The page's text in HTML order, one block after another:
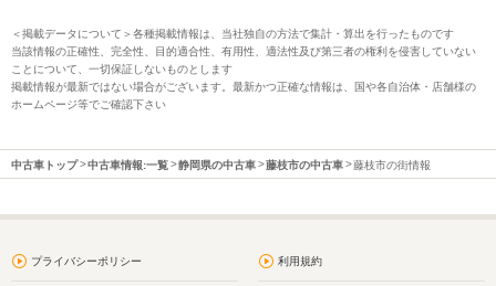
＜掲載データについて＞各種掲載情報は、当社独自の方法で集計・算出を行ったものです
当該情報の正確性、完全性、目的適合性、有用性、適法性及び第三者の権利を侵害していない
ことについて、一切保証しないものとします
掲載情報が最新ではない場合がございます。最新かつ正確な情報は、国や各自治体・店舗様の
ホームページ等でご確認下さい
中古車トップ 中古車情報:一覧 静岡県の中古車 藤枝市の中古車 藤枝市の街情報
プライバシーポリシー 利用規約